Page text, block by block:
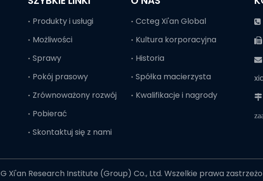
Produkty i usługi
Możliwości
Sprawy
Pokój prasowy
Zrównoważony rozwój
Pobierać
Skontaktuj się z nami
Ccteg Xi'an Global
Kultura korporacyjna
Historia
Spółka macierzysta
Kwalifikacje i nagrody




Xi'an Research Institute (Group) Co., Ltd. Wszelkie prawa